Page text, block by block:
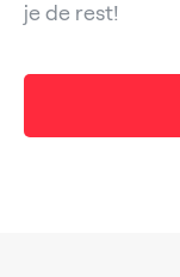
je de rest!